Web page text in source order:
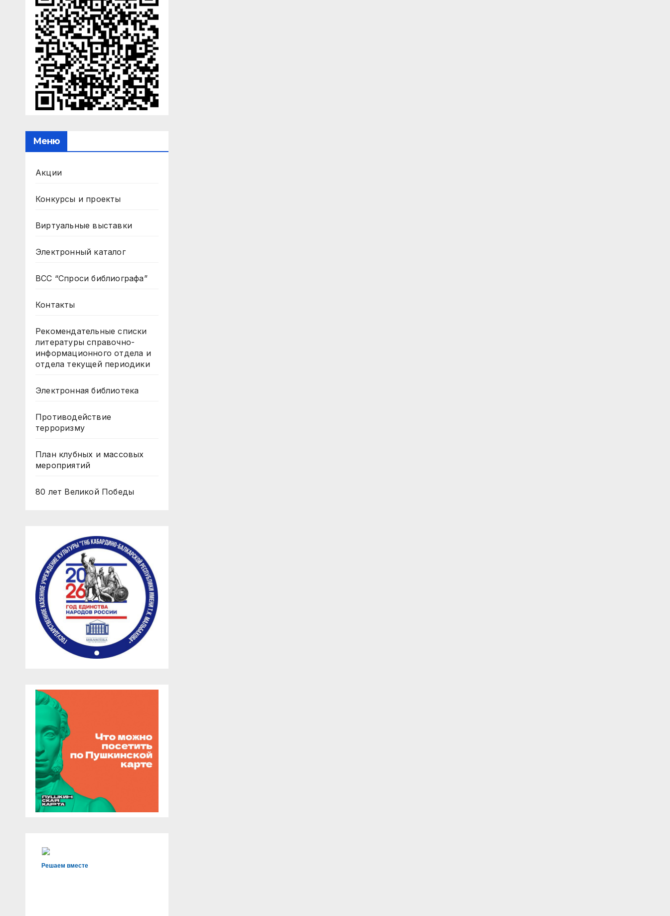
Меню
Акции
Конкурсы и проекты
Виртуальные выставки
Электронный каталог
ВСС “Спроси библиографа”
Контакты
Рекомендательные списки
литературы справочно-
информационного отдела и
отдела текущей периодики
Электронная библиотека
Противодействие
терроризму
План клубных и массовых
мероприятий
80 лет Великой Победы
Решаем вместе